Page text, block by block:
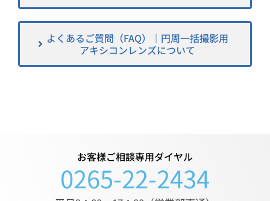
よくあるご質問（FAQ）​｜円周一括撮影用
アキシコンレンズについて
お客様ご相談専用ダイヤル
0265-22-2434